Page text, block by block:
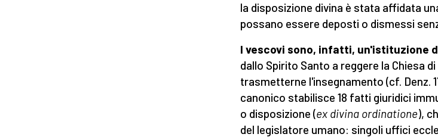
la disposizione divina è stata affidata
possano essere deposti o dismessi
I vescovi sono, infatti, un'istituzione
dallo Spirito Santo a reggere la Chiesa
trasmetterne l'insegnamento (cf. Denz.
canonico stabilisce 18 fatti giuridici
o disposizione (ex divina ordinatione),
del legislatore umano: singoli uffici